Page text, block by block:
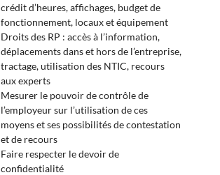
crédit d’heures, affichages, budget de
fonctionnement, locaux et équipement
Droits des RP : accès à l’information,
déplacements dans et hors de l’entreprise,
tractage, utilisation des NTIC, recours
aux experts
Mesurer le pouvoir de contrôle de
l’employeur sur l’utilisation de ces
moyens et ses possibilités de contestation
et de recours
Faire respecter le devoir de
confidentialité